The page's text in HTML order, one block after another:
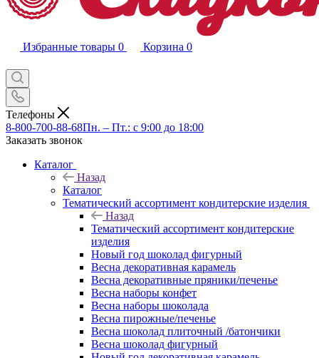
Избранные товары 0 Корзина 0
Телефоны
8-800-700-88-68Пн. – Пт.: с 9:00 до 18:00
Заказать звонок
Каталог
Назад
Каталог
Тематический ассортимент кондитерские изделия
Назад
Тематический ассортимент кондитерские
изделия
Новый год шоколад фигурный
Весна декоративная карамель
Весна декоративные пряники/печенье
Весна наборы конфет
Весна наборы шоколада
Весна пирожные/печенье
Весна шоколад плиточный /батончики
Весна шоколад фигурный